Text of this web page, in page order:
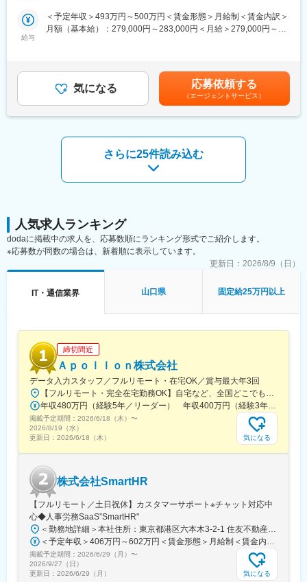
と思います。
退社
残業月平均10時間とオンオフ切り替えやすい環境です！
TypeScript、C#
・フレームワーク：jQuery, vueJS, ASP.NET MVC
・RDBMS：SQL Server, Azure SQL Database
・プロジェクト管理：BackLog
変更の範囲：会社の定める業務
詳細設計（プログラム単位での処理フロー設計）
・ 開発・改修
・ テスト
単体テスト（改修箇所の動作確認）
結合テスト（他システムとの連携確認）
総合テスト（税務業務全体の流れで確認）
・ユーザー受入テスト（UAT）
実際の税務担当者による確認
帳票出力や申告データの整合性チェック
■テクノプログループについて
・アウトソーシング業界：2000社の中で売上・シェアトップクラ
ス
・テクノプロは社内カンパニー制を取っており、中で4社に分かれ
ております。
・本ポジションは上流工程比率73.9%の「テクノプロ・デザイン
社」での採用です！
・当カンパニーの取引先は全国の大手企業など、製造業を中心に
800社以上ございます。
・7,000名を超えるエンジニアが活躍する売上高・顧客数最大級の
エンジニアリングソリューションを展開する企業となります。
給与
＜予定年収＞493万円～500万円＜賃金形態＞月給制＜賃金内訳＞
月額（基本給）：279,000円～283,000円＜月給＞279,000円～
賃金はあくまでも目安の金額であり、選考を通じて上下する可能
性があります。月給(月額)は固定手当を含めた表記です。
気になる 応募依頼する
（エージェントサービス）
さらに25件読み込む
人気求人ランキング
dodaに掲載中の求人を、応募数順にランキング形式でご紹介します。
※応募数が同数の場合は、新着順に表示しています。
更新日： 2026/8/9（日）
IT・通信業界 山口県 固定給25万円以上
締切間近
Ａｐｏｌｌｏｎ株式会社
データ入力スタッフ／フルリモート・在宅OK／賞与最大年3回
【フルリモート・完全在宅勤務OK】自宅など、全国どこでもあなたが働きやすい場所で働けます★転居を伴う転勤なし★全国47都道府県どこからでも応募OK【本社】東京都新宿区山吹町130番地の15 茜ビル2-A＜アクセス＞有楽町線「江戸川橋駅」、東西線「東西線」より徒歩10分※受動喫煙対策：あり
年収480万円（経験5年／リーダー） 年収400万円（経験3年／メンバー）
掲載予定期間： 2026/6/18（木） 〜
2026/8/19（水）
更新日： 2026/6/18（木） 気になる
株式会社SmartHR
【フルリモート／土日祝休】カスタマーサポート※チャット対応中
心◆人事労務SaaS”SmartHR"
＜勤務地詳細＞本社住所：東京都港区六本木3-2-1 住友不動産六本木グランドタワー勤務地最寄駅：東京メトロ南北線／六本木一丁目駅受動喫煙対策：屋内全面禁煙変更の範囲：会社の定める事業所（リモートワーク含む）
＜予定年収＞406万円～602万円＜賃金形態＞月給制＜賃金内訳＞月額（基本給）：212,480円～315,200円その他固定手当/月：5,000円固定残業手当/月：77,520円～114,800円（固定残業時間45時間0分/月）超過した時間外労働の残業手当は追加支給＜月給＞295,000円～435,000円（一律手当を含む）＜昇給有無＞有＜残業手当＞有賃金はあくまでも目安の金額であり、選考を通じて上下する可能性があります。月給(月額)は固定手当を含めた表記です。
掲載予定期間： 2026/6/29（月） 〜
2026/9/27（日）
更新日： 2026/6/29（月） 気になる